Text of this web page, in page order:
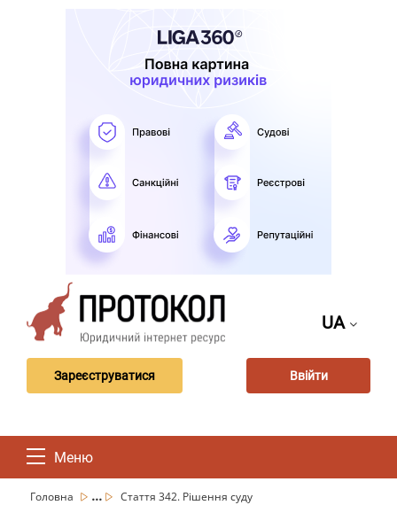
UA
Зареєструватися Ввійти
Меню
Головна ... Стаття 342. Рішення суду